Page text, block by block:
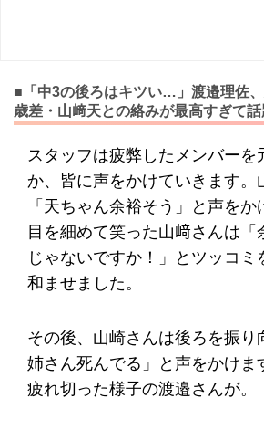
■「中3の後ろはキツい…」渡邉理佐
歳差・山﨑天との絡みが最高すぎて話
スタッフは疲弊したメンバーを
か、皆に声をかけていきます。
「天ちゃん余裕そう」と声をか
目を細めて笑った山﨑さんは「
じゃないですか！」とツッコミ
和ませました。
その後、山崎さんは後ろを振り
姉さん死んでる」と声をかけま
疲れ切った様子の渡邉さんが。